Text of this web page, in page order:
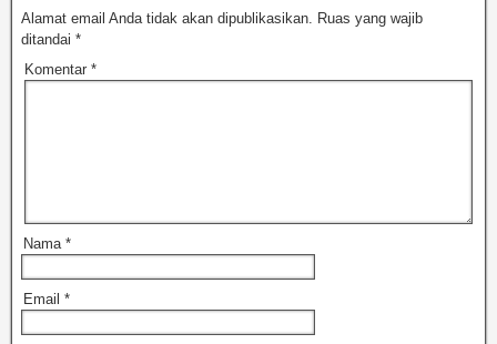
Alamat email Anda tidak akan dipublikasikan. Ruas yang wajib
ditandai *
Komentar *
Nama *
Email *